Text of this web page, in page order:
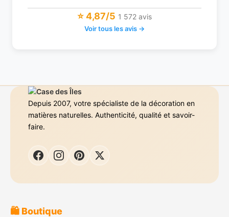
⭐ 4,87/5 1 572 avis
Voir tous les avis →
Depuis 2007, votre spécialiste de la décoration en
matières naturelles. Authenticité, qualité et savoir-
faire.
🛍️ Boutique